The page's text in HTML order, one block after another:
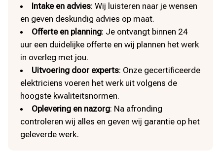
Intake en advies: Wij luisteren naar je wensen
en geven deskundig advies op maat.
Offerte en planning: Je ontvangt binnen 24
uur een duidelijke offerte en wij plannen het werk
in overleg met jou.
Uitvoering door experts: Onze gecertificeerde
elektriciens voeren het werk uit volgens de
hoogste kwaliteitsnormen.
Oplevering en nazorg: Na afronding
controleren wij alles en geven wij garantie op het
geleverde werk.